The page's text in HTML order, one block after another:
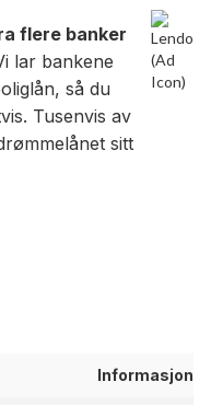
flere banker
lar bankene
så du
Tusenvis av
sitt
Informasjon